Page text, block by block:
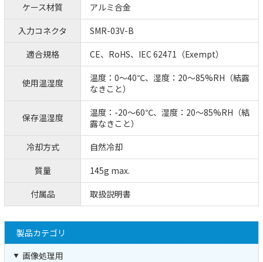
ケース材質
アルミ合金
入力コネクタ
SMR-03V-B
適合規格
CE、RoHS、IEC 62471（Exempt）
使用温湿度
温度：0～40℃、湿度：20～85%RH（結露
なきこと）
保存温湿度
温度：-20～60℃、湿度：20～85%RH（結
露なきこと）
冷却方式
自然冷却
質量
145g max.
付属品
取扱説明書
製品カテゴリ
画像処理用